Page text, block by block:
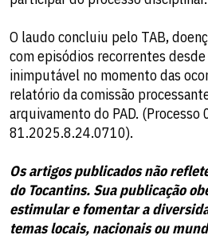
O laudo concluiu pelo TAB,
com episódios recorrentes
inimputável no momento das
relatório da comissão
arquivamento do PAD.
81.2025.8.24.0710).
Os artigos publicados não
do Tocantins. Sua publicação
estimular e fomentar a
temas locais, nacionais ou